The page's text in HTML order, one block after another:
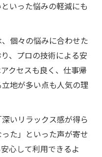
ックスを届ける方法
と心のリラックス
ッドスパの健康効果
落ちしても大丈夫？
集中ケアの流れを紹
ッドスパのコツとは
も頭皮と髪を守れる
いった悩みの軽減にも
個々の悩みに合わせた
、プロの技術による安
クセスも良く、仕事帰
地が多い点も人気の理
いリラックス感が得ら
た」といった声が寄せ
心して利用できるよ